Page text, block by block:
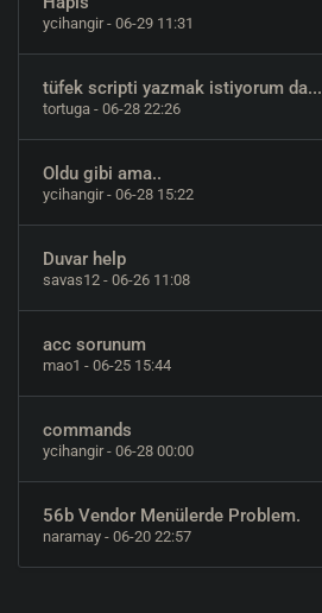
ycihangir- 06-29 11:31
tüfek scripti yazmak istiyorum da...
tortuga - 06-28 22:26
Oldu gibi ama..
ycihangir- 06-28 15:22
Duvar help
savas12 - 06-26 11:08
acc sorunum
mao1 - 06-25 15:44
commands
ycihangir- 06-28 00:00
56b Vendor Menülerde Problem.
naramay - 06-20 22:57